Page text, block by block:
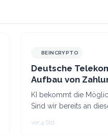
BEINCRYPTO
Deutsche
Aufbau von
KI-Agenten
KI bekommt die
Sind wir bereits an
vor 4 Std.